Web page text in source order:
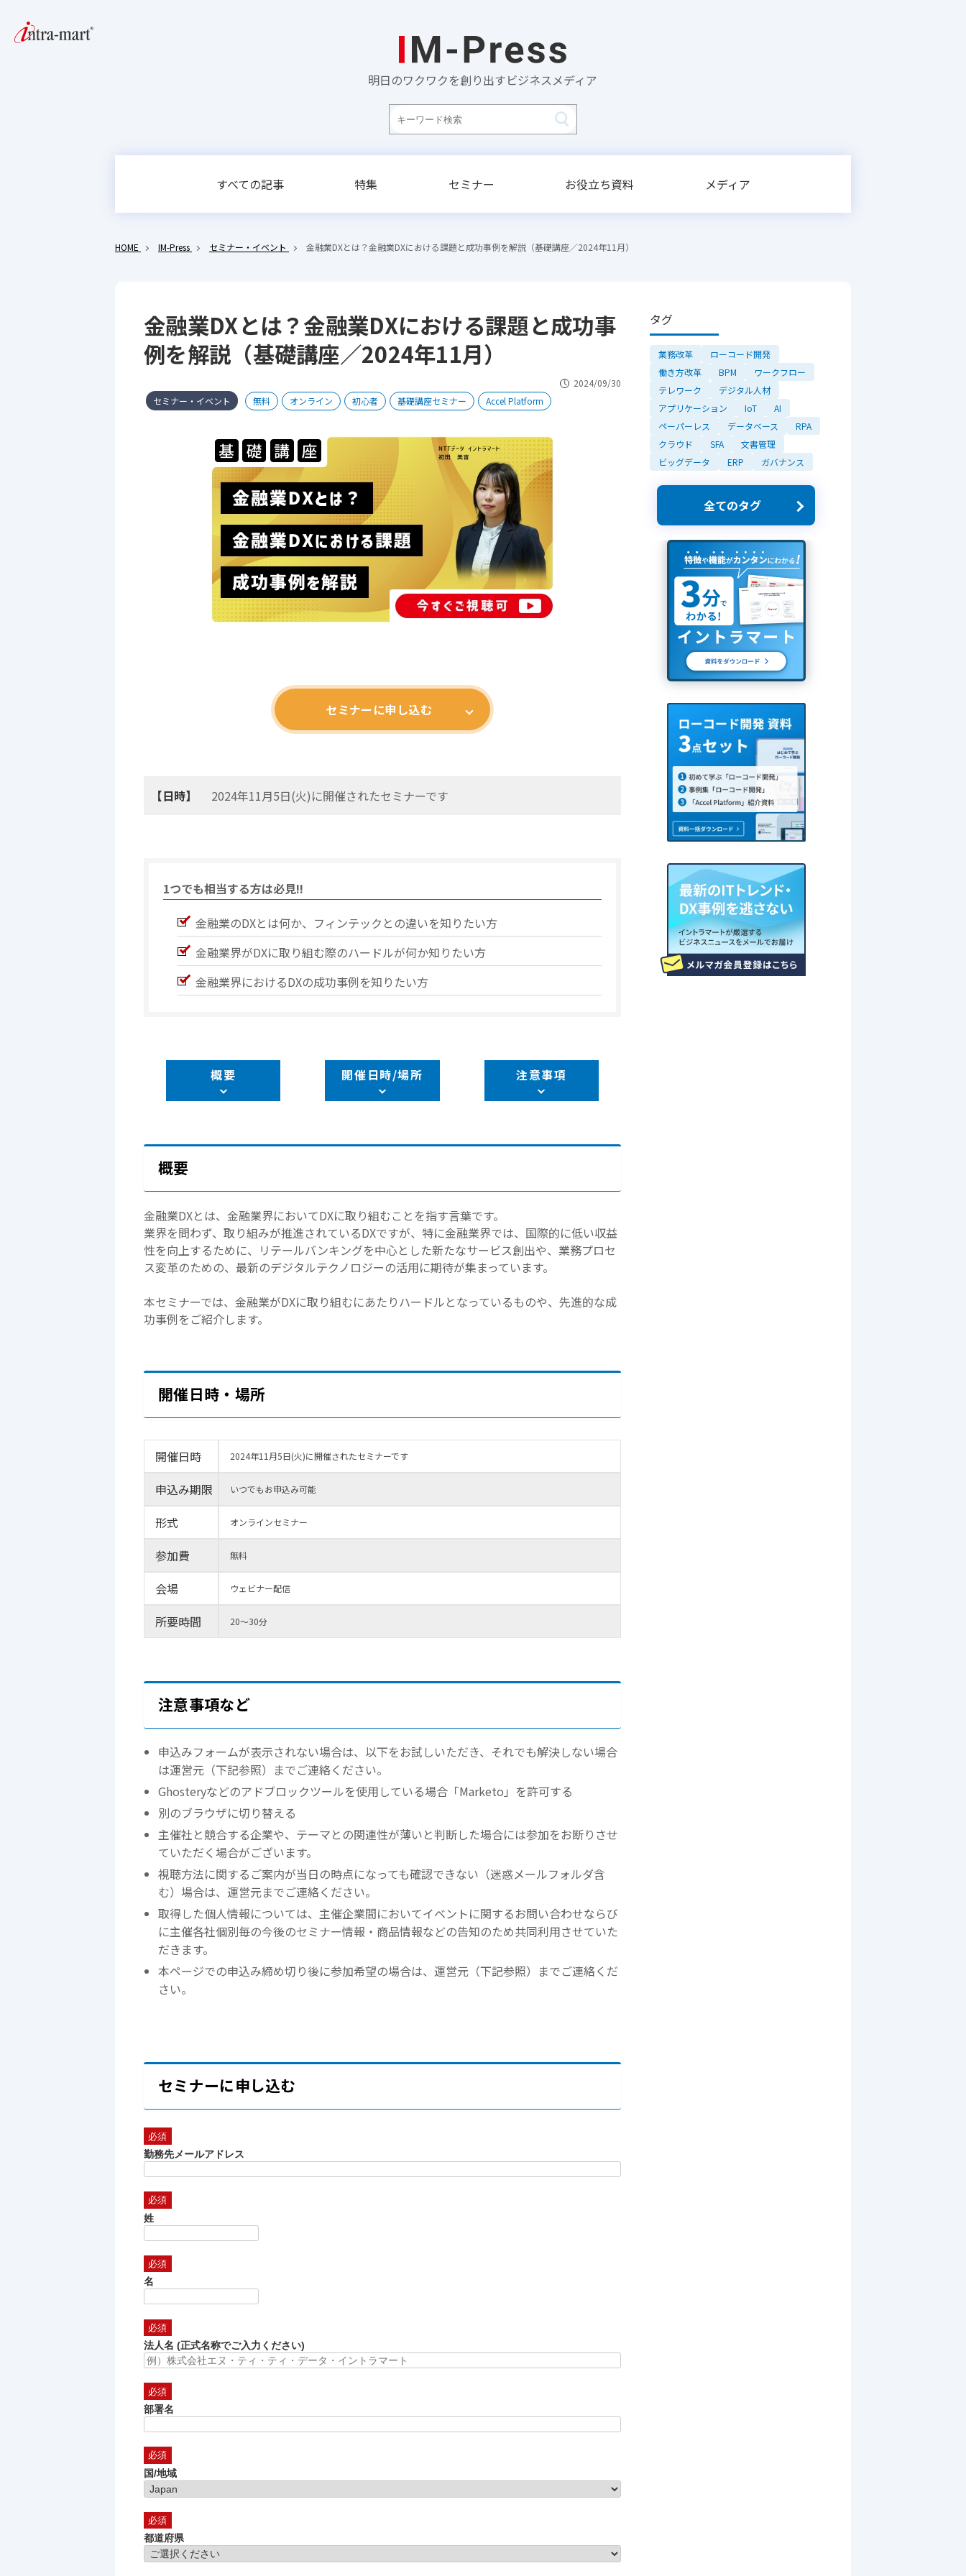
明日のワクワクを創り出すビジネスメディア
すべての記事 特集 セミナー お役立ち資料 メディア
HOME IM-Press セミナー・イベント 金融業DXとは？金融業DXにおける課題と成功事例を解説（基礎講座／2024年11月）
金融業DXとは？金融業DXにおける課題と成功事
例を解説（基礎講座／2024年11月）
2024/09/30
セミナー・イベント
無料 オンライン 初心者 基礎講座セミナー Accel Platform
セミナーに申し込む
【日時】 2024年11月5日(火)に開催されたセミナーです
1つでも相当する方は必見!!
金融業のDXとは何か、フィンテックとの違いを知りたい方
金融業界がDXに取り組む際のハードルが何か知りたい方
金融業界におけるDXの成功事例を知りたい方
概要 開催日時/場所 注意事項
概要
金融業DXとは、金融業界においてDXに取り組むことを指す言葉です。
業界を問わず、取り組みが推進されているDXですが、特に金融業界では、国際的に低い収益
性を向上するために、リテールバンキングを中心とした新たなサービス創出や、業務プロセ
ス変革のための、最新のデジタルテクノロジーの活用に期待が集まっています。
本セミナーでは、金融業がDXに取り組むにあたりハードルとなっているものや、先進的な成
功事例をご紹介します。
開催日時・場所
開催日時 2024年11月5日(火)に開催されたセミナーです
申込み期限 いつでもお申込み可能
形式 オンラインセミナー
参加費 無料
会場 ウェビナー配信
所要時間 20～30分
注意事項など
申込みフォームが表示されない場合は、以下をお試しいただき、それでも解決しない場合
は運営元（下記参照）までご連絡ください。
Ghosteryなどのアドブロックツールを使用している場合「Marketo」を許可する
別のブラウザに切り替える
主催社と競合する企業や、テーマとの関連性が薄いと判断した場合には参加をお断りさせ
ていただく場合がございます。
視聴方法に関するご案内が当日の時点になっても確認できない（迷惑メールフォルダ含
む）場合は、運営元までご連絡ください。
取得した個人情報については、主催企業間においてイベントに関するお問い合わせならび
に主催各社個別毎の今後のセミナー情報・商品情報などの告知のため共同利用させていた
だきます。
本ページでの申込み締め切り後に参加希望の場合は、運営元（下記参照）までご連絡くだ
さい。
セミナーに申し込む
勤務先メールアドレス
姓
名
法人名 (正式名称でご入力ください)
部署名
国/地域
都道府県
タグ
業務改革
ローコード開発
働き方改革
BPM
ワークフロー
テレワーク
デジタル人材
アプリケーション
IoT
AI
ペーパーレス
データベース
RPA
クラウド
SFA
文書管理
ビッグデータ
ERP ガバナンス
全てのタグ